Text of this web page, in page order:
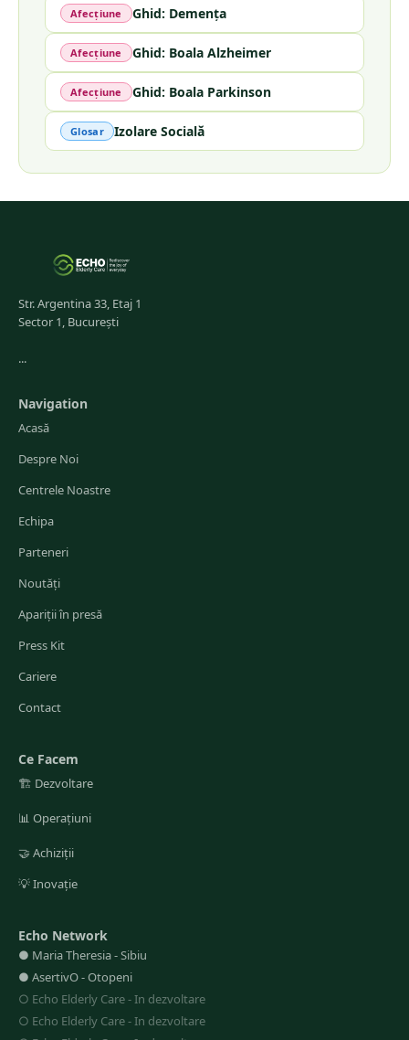
Afecțiune Ghid: Demența
Afecțiune Ghid: Boala Alzheimer
Afecțiune Ghid: Boala Parkinson
Glosar Izolare Socială
Str. Argentina 33, Etaj 1
Sector 1, București
...
Navigation
Acasă
Despre Noi
Centrele Noastre
Echipa
Parteneri
Noutăți
Apariții în presă
Press Kit
Cariere
Contact
Ce Facem
🏗️ Dezvoltare
📊 Operațiuni
🤝 Achiziții
💡Inovație
Echo Network
● Maria Theresia-Sibiu
● AsertivO-Otopeni
○ Echo Elderly Care-In dezvoltare
○ Echo Elderly Care-In dezvoltare